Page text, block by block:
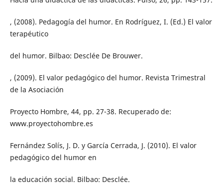
, (2008). Pedagogía del humor. En Rodríguez, I. (Ed.) El valor
terapéutico
del humor. Bilbao: Desclée De Brouwer.
, (2009). El valor pedagógico del humor. Revista Trimestral
de la Asociación
Proyecto Hombre, 44, pp. 27-38. Recuperado de:
www.proyectohombre.es
Fernández Solís, J. D. y García Cerrada, J. (2010). El valor
pedagógico del humor en
la educación social. Bilbao: Desclée.